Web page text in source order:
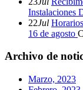
Instalaciones
22Jul
16 de agosto
Archivo de
Marzo, 2023